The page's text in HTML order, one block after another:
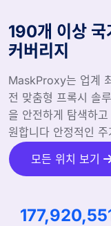
190개 이상 국
커버리지
MaskProxy는 업계
전 맞춤형 프록시 솔
을 안전하게 탐색하
원합니다 안정적인
모든 위치 보기